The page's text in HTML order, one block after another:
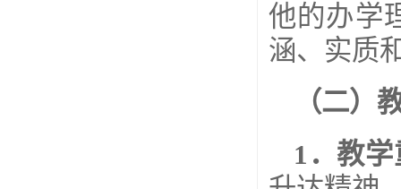
他的办学
涵、实质
（二）
1 ．教